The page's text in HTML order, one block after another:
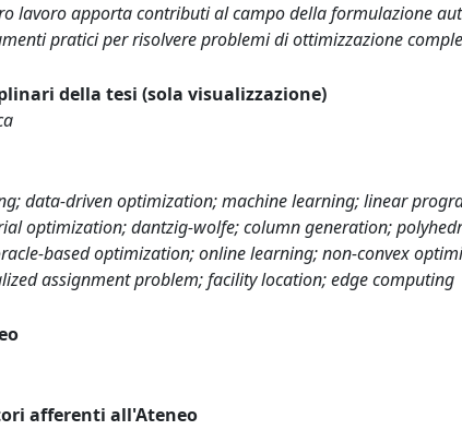
lavoro apporta contributi al campo della formulazione
pratici per risolvere problemi di ottimizzazione
della tesi (sola visualizzazione)
data-driven optimization; machine learning; linear
optimization; dantzig-wolfe; column generation;
based optimization; online learning; non-convex
assignment problem; facility location; edge computing
afferenti all'Ateneo